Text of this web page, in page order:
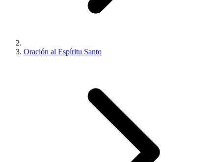
Oración al Espíritu Santo